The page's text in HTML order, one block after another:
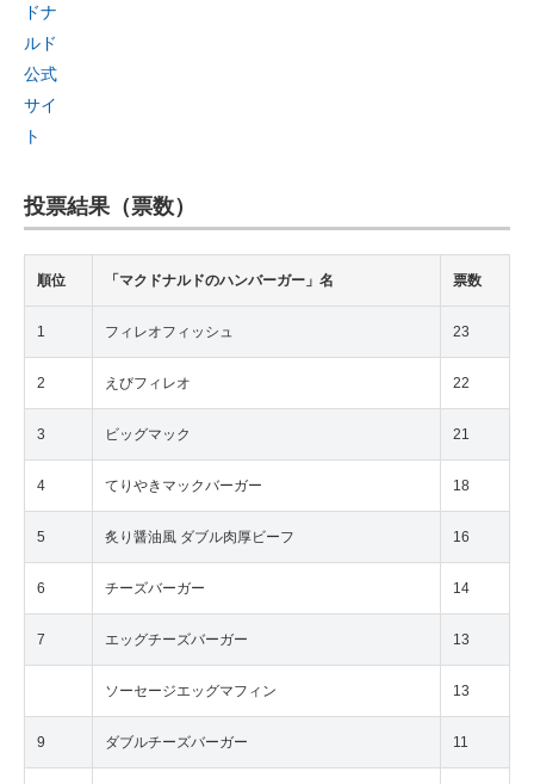
ドナ
ルド
公式
サイ
ト
投票結果（票数）
順位 「マクドナルドのハンバーガー」名 票数
1 フィレオフィッシュ 23
2 えびフィレオ 22
3 ビッグマック 21
4 てりやきマックバーガー 18
5 炙り醤油風 ダブル肉厚ビーフ 16
6 チーズバーガー 14
7 エッグチーズバーガー 13
ソーセージエッグマフィン 13
9 ダブルチーズバーガー 11